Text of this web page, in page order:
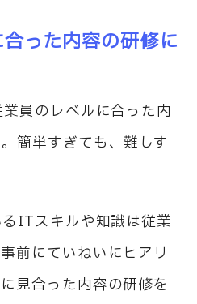
った内容の研修に
員のレベルに合った内
簡単すぎても、難しす
ITスキルや知識は従業
前にていねいにヒアリ
見合った内容の研修を